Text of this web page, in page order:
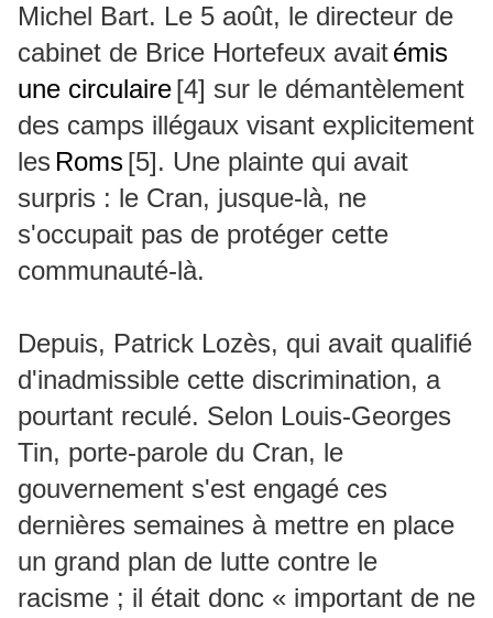
Michel Bart. Le 5 août, le directeur de
cabinet de Brice Hortefeux avaitémis
une circulaire[4] sur le démantèlement
des camps illégaux visant explicitement
les Roms[5]. Une plainte qui avait
surpris : le Cran, jusque-là, ne
s'occupait pas de protéger cette
communauté-là.
Depuis, Patrick Lozès, qui avait qualifié
d'inadmissible cette discrimination, a
pourtant reculé. Selon Louis-Georges
Tin, porte-parole du Cran, le
gouvernement s'est engagé ces
dernières semaines à mettre en place
un grand plan de lutte contre le
racisme ; il était donc « important de ne